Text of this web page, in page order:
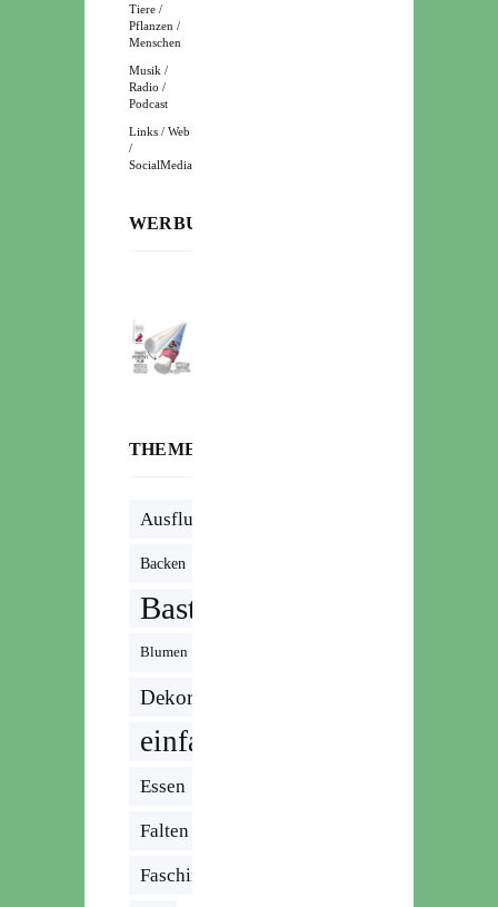
Tiere /
Pflanzen /
Menschen
Musik /
Radio /
Podcast
Links / Web
/
SocialMedia
WERBUNG:
THEMENWOLKE
Ausflug
Backen
Basteln
Blumen
Dekoration
einfach
Essen
Falten
Fasching